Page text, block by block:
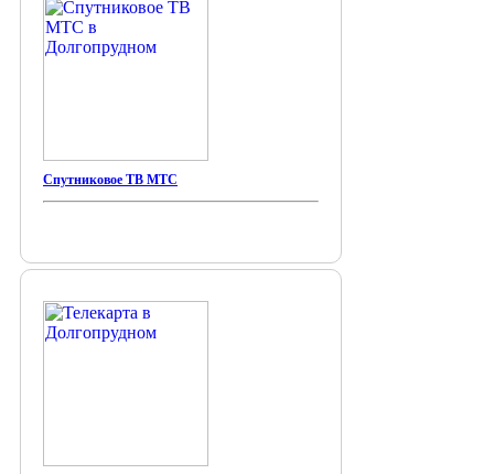
Спутниковое ТВ МТС